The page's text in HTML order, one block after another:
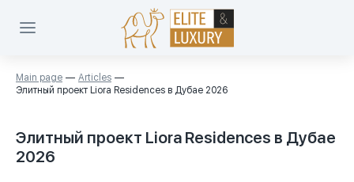
Main page
Articles
Элитный проект Liora Residences в Дубае 2026
Элитный проект Liora Residences в Дубае
2026